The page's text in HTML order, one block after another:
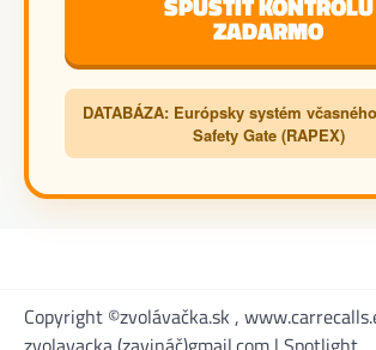
ZADARMO
DATABÁZA: Európsky systém
Safety Gate (RAPEX)
Copyright ©zvolávačka.sk ,